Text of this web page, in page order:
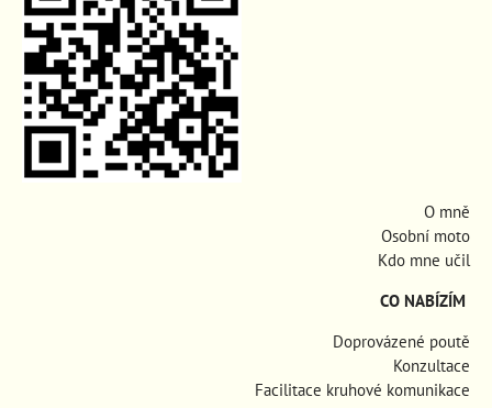
O mně
Osobní moto
Kdo mne učil
CO NABÍZÍM
Doprovázené poutě
Konzultace
Facilitace kruhové komunikace